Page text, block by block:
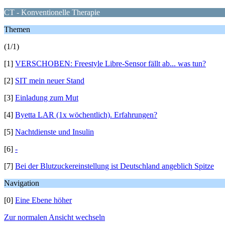
CT - Konventionelle Therapie
Themen
(1/1)
[1] VERSCHOBEN: Freestyle Libre-Sensor fällt ab... was tun?
[2] SIT mein neuer Stand
[3] Einladung zum Mut
[4] Byetta LAR (1x wöchentlich). Erfahrungen?
[5] Nachtdienste und Insulin
[6] -
[7] Bei der Blutzuckereinstellung ist Deutschland angeblich Spitze
Navigation
[0] Eine Ebene höher
Zur normalen Ansicht wechseln